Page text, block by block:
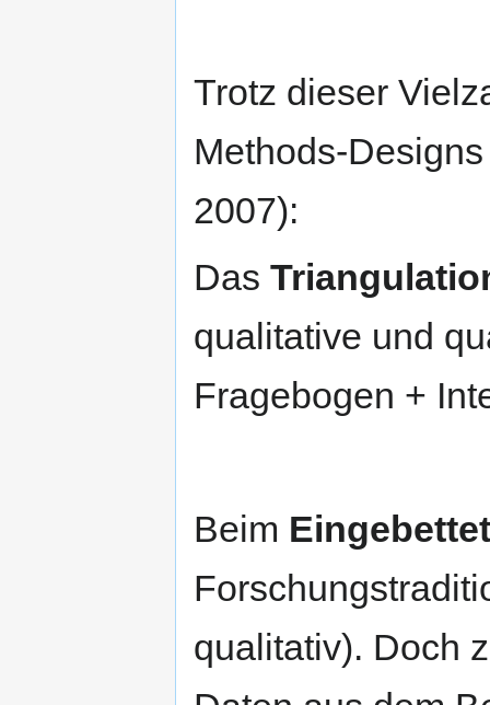
Trotz dieser
Methods-
2007):
Das
qualitative und
Fragebogen +
Beim
qualitativ). Doch